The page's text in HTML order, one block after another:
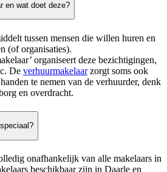
en wat doet deze?
tussen mensen die willen huren en
(of organisaties).
organiseert deze bezichtigingen,
De verhuurmakelaarzorgt soms ook
te nemen van de verhuurder, denk
en overdracht.
onafhankelijk van alle makelaars in
beschikbaar zijn in Daarle en